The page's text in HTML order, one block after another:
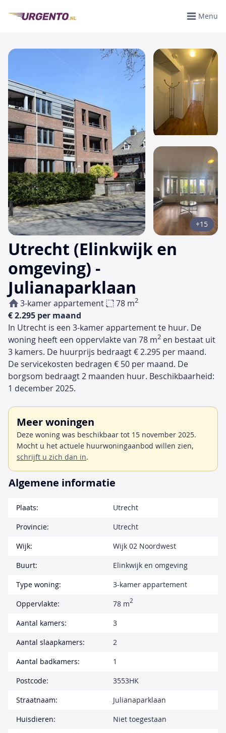
Menu
Utrecht (Elinkwijk en
omgeving) -
Julianaparklaan
3-kamer appartement 78 m2
€ 2.295 per maand
+15
In Utrecht is een 3-kamer appartement te huur. De
woning heeft een oppervlakte van 78 m2 en bestaat uit
3 kamers. De huurprijs bedraagt € 2.295 per maand.
De servicekosten bedragen € 50 per maand. De
borgsom bedraagt 2 maanden huur. Beschikbaarheid:
1 december 2025.
Meer woningen
Deze woning was beschikbaar tot 15 november 2025.
Mocht u het actuele huurwoningaanbod willen zien,
schrijft u zich dan in.
Algemene informatie
Plaats:
Utrecht
Provincie:
Utrecht
Wijk:
Wijk 02 Noordwest
Buurt:
Elinkwijk en omgeving
Type woning:
3-kamer appartement
Oppervlakte:
78 m2
Aantal kamers:
3
Aantal slaapkamers:
2
Aantal badkamers:
1
Postcode:
3553HK
Straatnaam:
Julianaparklaan
Huisdieren:
Niet toegestaan